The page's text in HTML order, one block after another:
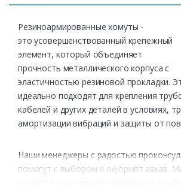
Резиноармированные хомуты -
это усовершенствованный крепежный
элемент, который объединяет
прочность металлического корпуса с
эластичностью резиновой прокладки.
идеально подходят для крепления
кабелей и других деталей в условиях,
амортизации вибраций и защиты от
Наши менеджеры с радостью
помогут с выбором и оформят заказ.